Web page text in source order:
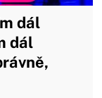
dál
dál